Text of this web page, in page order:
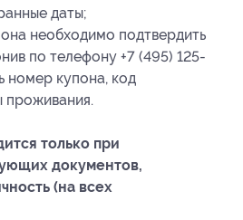
даты;
необходимо подтвердить
по телефону +7 (495) 125-
номер купона, код
проживания.
только при
документов,
(на всех